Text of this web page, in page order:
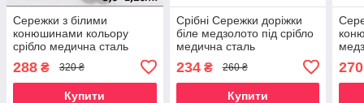
Сережки з білими
конюшинами кольору
срібло медична сталь
біжутерія
288 ₴ 320 ₴
Купити
Срібні Сережки доріжки
біле медзолото під срібло
медична сталь
234₴ 260 ₴
Купити
270